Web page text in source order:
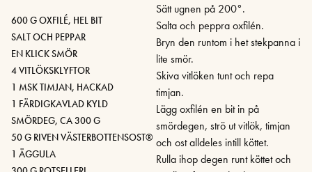
600 G OXFILÉ, HEL BIT
SALT OCH PEPPAR
EN KLICK SMÖR
4 VITLÖKSKLYFTOR
1 MSK TIMJAN, HACKAD
1 FÄRDIGKAVLAD KYLD
SMÖRDEG, CA 300 G
50 G RIVEN VÄSTERBOTTENSOST®
1 ÄGGULA
Sätt ugnen på 200°.
Salta och peppra oxfilén.
Bryn den runtom i het stekpanna i
lite smör.
Skiva vitlöken tunt och repa
timjan.
Lägg oxfilén en bit in på
smördegen, strö ut vitlök, timjan
och ost alldeles intill köttet.
Rulla ihop degen runt köttet och